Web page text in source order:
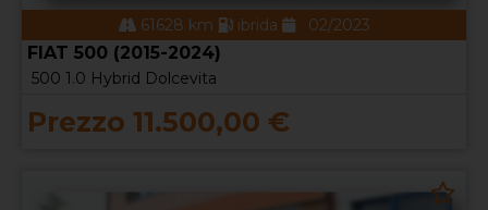
61628 km ibrida 02/2023
FIAT 500 (2015-2024)
500 1.0 Hybrid Dolcevita
Prezzo 11.500,00 €